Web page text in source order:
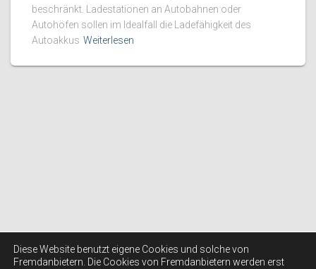
beschränkt. Ladestationen an Autobahnen oder
Autohöfen sollen im Idealfall die Ladefähigkeit des
Autoakkus Weiterlesen
Diese Website benutzt eigene Cookies und solche von
Fremdanbietern. Die Cookies von Fremdanbietern werden erst